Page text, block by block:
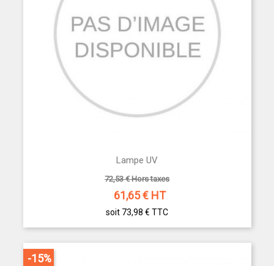
Lampe UV
72,53 € Hors taxes
61,65€ HT
soit 73,98 € TTC
-15%